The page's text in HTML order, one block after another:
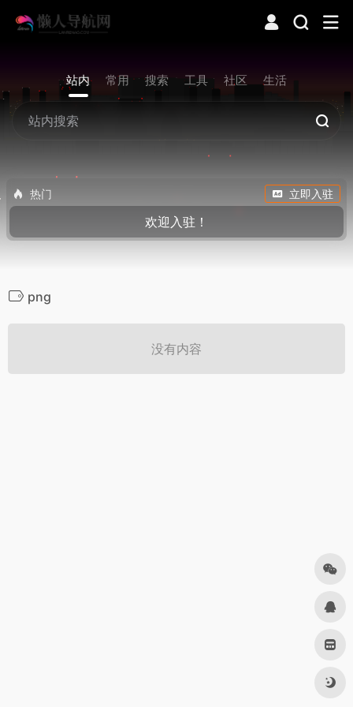
站内 常用 搜索 工具 社区 生活
热门 立即入驻
欢迎入驻！
png
没有内容